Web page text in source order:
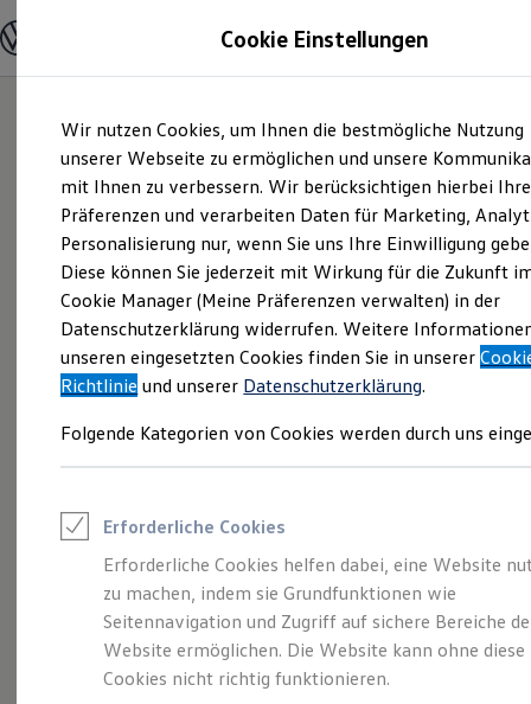
Hauptinhalt
springen
Footer
springen
Modelle und Konfigurator
Modelle vergleichen
Elektroautos
ENERGY Sondermodelle
Nutzfahrzeuge
SUV und CUV
Familienautos
Kombis
Kompaktwagen
Sportwagen
Schnell verfügbare Fahrzeuge
Angebote und Produkte
Aktuelle Angebote
E-Auto-Förderung
Volkswagen Marktplatz
Junge Gebrauchtwagen und Gebrauchtwagen
Saisonangebote
Leasing
Leasing-Angebote
Gebrauchtwagen Leasing
Junge Gebrauchtwagen-Leasing
Elektroauto Leasing
Kleinwagen-Leasing
Leasing ohne Anzahlung
Eine Klasse für sich.
Der Golf.
Cookie Einstellungen
Wir nutzen Cookies, um Ihnen die bestmögliche Nutzung
unserer Webseite zu ermöglichen und unsere
mit Ihnen zu verbessern. Wir berücksichtigen hierbei Ihre
Präferenzen und verarbeiten Daten für Marketing,
Personalisierung nur, wenn Sie uns Ihre Einwilligung
Diese können Sie jederzeit mit Wirkung für die Zukunft
Cookie Manager (Meine Präferenzen verwalten) in der
Datenschutzerklärung widerrufen. Weitere
unseren eingesetzten Cookies finden Sie in unserer
Richtlinie und unserer Datenschutzerklärung.
Folgende Kategorien von Cookies werden durch uns
Erforderliche Cookies
Erforderliche Cookies helfen dabei, eine Website
zu machen, indem sie Grundfunktionen wie
Seitennavigation und Zugriff auf sichere Bereiche
Website ermöglichen. Die Website kann ohne diese
Cookies nicht richtig funktionieren.